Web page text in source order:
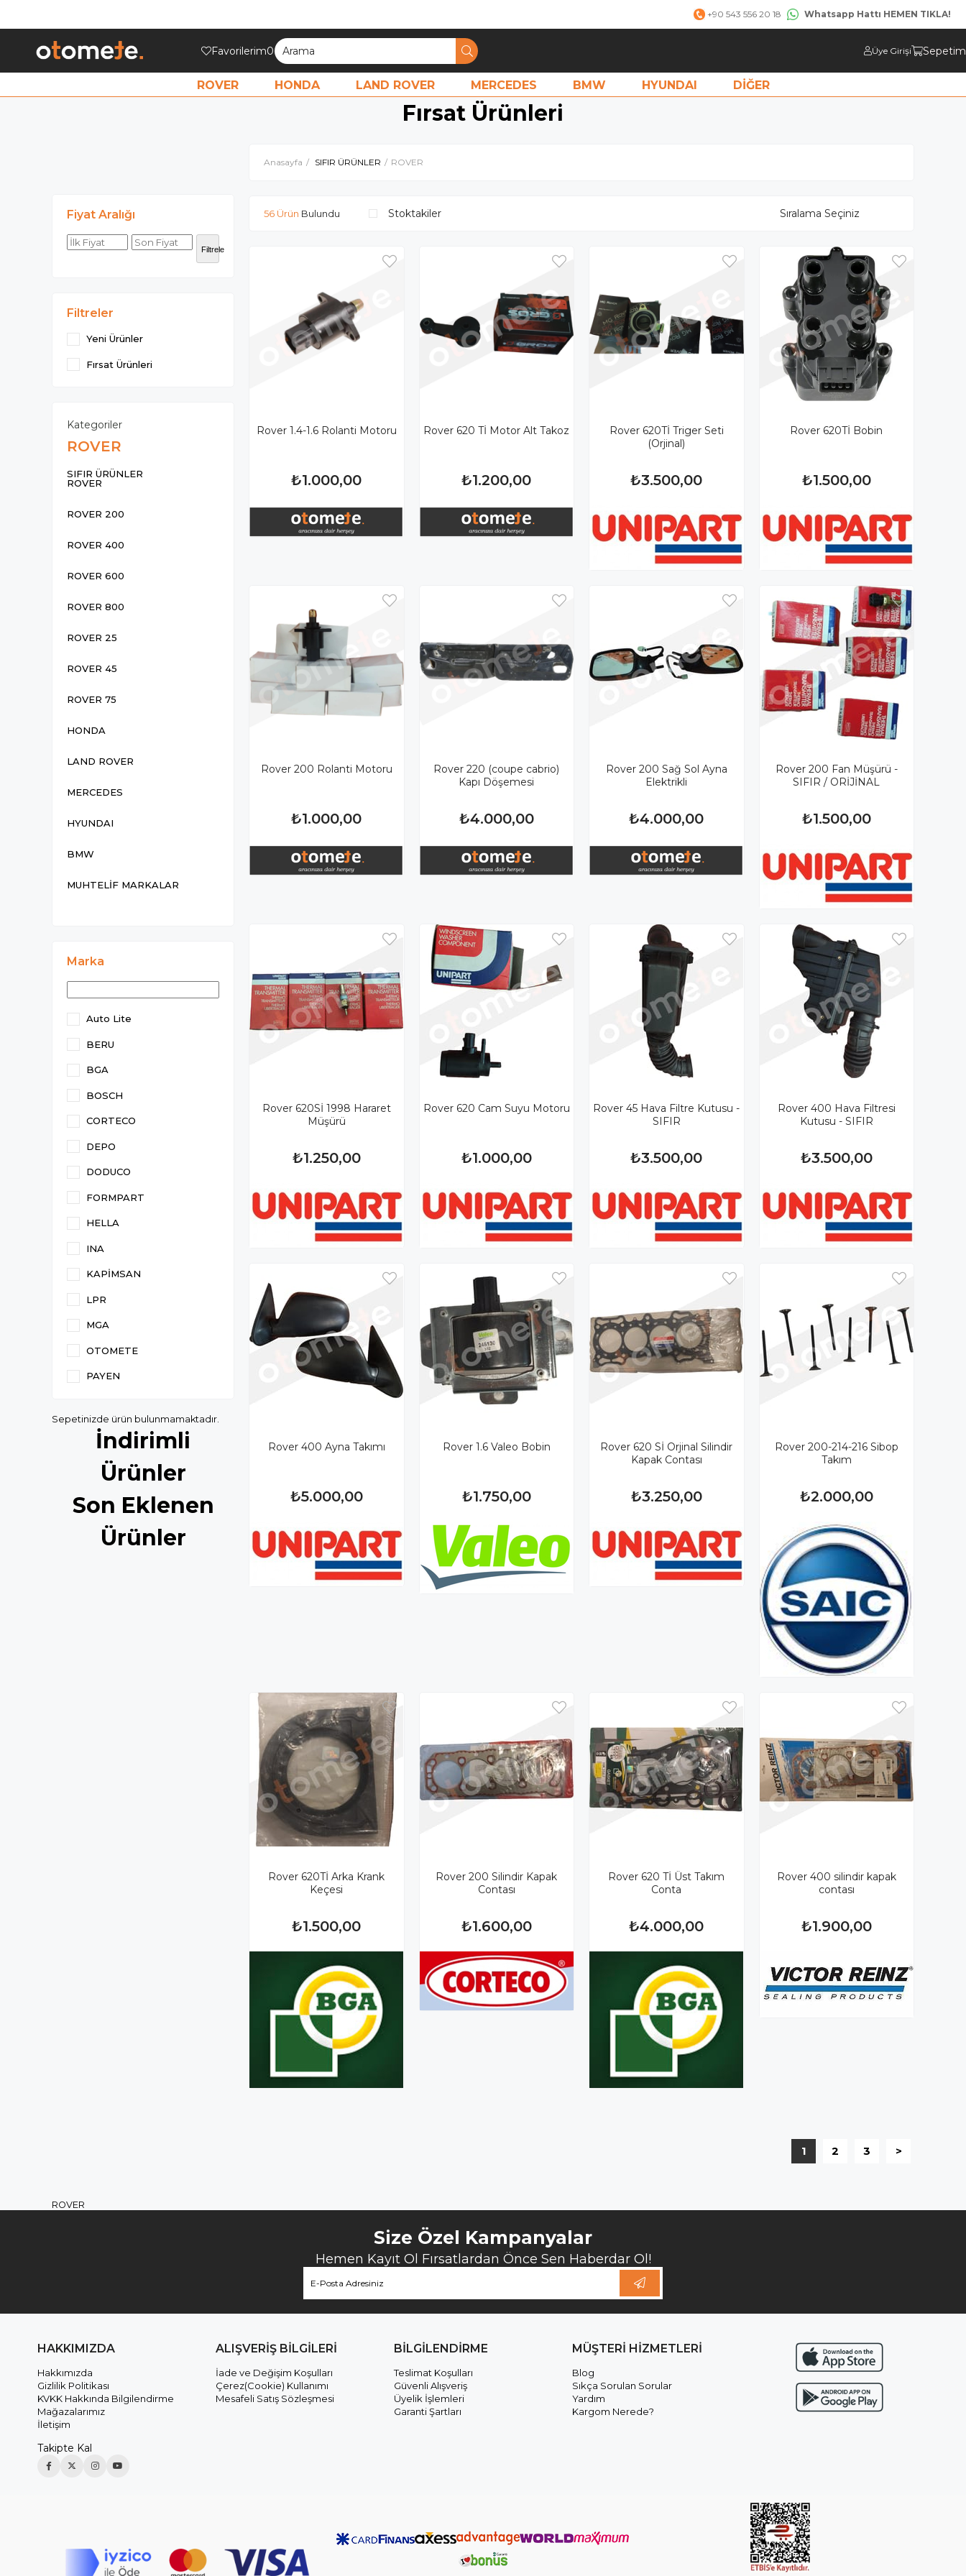
+90 543 556 20 18 Whatsapp Hattı HEMEN TIKLA!
Favorilerim0 Üye Girişi Sepetim
ROVER HONDA LAND ROVER MERCEDES BMW HYUNDAI DİĞER
Fırsat Ürünleri
Fiyat Aralığı
Filtrele
Filtreler
Yeni Ürünler
Fırsat Ürünleri
Kategoriler
ROVER
SIFIR ÜRÜNLER
ROVER
ROVER 200
ROVER 400
ROVER 600
ROVER 800
ROVER 25
ROVER 45
ROVER 75
HONDA
LAND ROVER
MERCEDES
HYUNDAI
BMW
MUHTELİF MARKALAR
Marka
Auto Lite
BERU
BGA
BOSCH
CORTECO
DEPO
DODUCO
FORMPART
HELLA
INA
KAPİMSAN
LPR
MGA
OTOMETE
PAYEN
Sepetinizde ürün bulunmamaktadır.
İndirimli
Ürünler
Son Eklenen
Ürünler
Anasayfa SIFIR ÜRÜNLER ROVER
Stoktakiler
56 Ürün
Rover 1.4-1.6 Rolanti Motoru
₺1.000,00
Rover 620 Tİ Motor Alt Takoz
₺1.200,00
Rover 620Tİ Triger Seti
(Orjinal)
₺3.500,00
Rover 620Tİ Bobin
₺1.500,00
Rover 200 Rolanti Motoru
₺1.000,00
Rover 220 (coupe cabrio)
Kapı Döşemesi
₺4.000,00
Rover 200 Sağ Sol Ayna
Elektrikli
₺4.000,00
Rover 200 Fan Müşürü -
SIFIR / ORİJİNAL
₺1.500,00
Rover 620Sİ 1998 Hararet
Müşürü
₺1.250,00
Rover 620 Cam Suyu Motoru
₺1.000,00
Rover 45 Hava Filtre Kutusu -
SIFIR
₺3.500,00
Rover 400 Hava Filtresi
Kutusu - SIFIR
₺3.500,00
Rover 400 Ayna Takımı
₺5.000,00
Rover 1.6 Valeo Bobin
₺1.750,00
Rover 620 Sİ Orjinal Silindir
Kapak Contası
₺3.250,00
Rover 200-214-216 Sibop
Takım
₺2.000,00
Rover 620Tİ Arka Krank
Keçesi
₺1.500,00
Rover 200 Silindir Kapak
Contası
₺1.600,00
Rover 620 Tİ Üst Takım
Conta
₺4.000,00
Rover 400 silindir kapak
contası
₺1.900,00
1 2 3 >
ROVER
Size Özel Kampanyalar
Hemen Kayıt Ol Fırsatlardan Önce Sen Haberdar Ol!
HAKKIMIZDA
Hakkımızda
Gizlilik Politikası
KVKK Hakkında Bilgilendirme
Mağazalarımız
İletişim
Takipte Kal
ALIŞVERİŞ BİLGİLERİ
İade ve Değişim Koşulları
Çerez(Cookie) Kullanımı
Mesafeli Satış Sözleşmesi
BİLGİLENDİRME
Teslimat Koşulları
Güvenli Alışveriş
Üyelik İşlemleri
Garanti Şartları
MÜŞTERİ HİZMETLERİ
Blog
Sıkça Sorulan Sorular
Yardım
Kargom Nerede?